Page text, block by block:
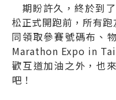
期盼許久，終於到
松正式開跑前，所有
同領取參賽號碼布、
Marathon Expo in
歡互道加油之外，也
吧！